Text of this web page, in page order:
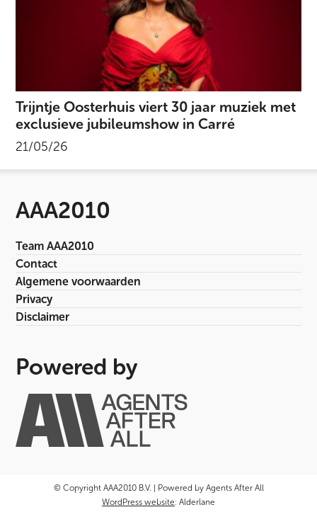
Trijntje Oosterhuis viert 30 jaar muziek met
exclusieve jubileumshow in Carré
21/05/26
AAA2010
Team AAA2010
Contact
Algemene voorwaarden
Privacy
Disclaimer
Powered by
© Copyright AAA2010 B.V. | Powered by Agents After All
WordPress website: Alderlane